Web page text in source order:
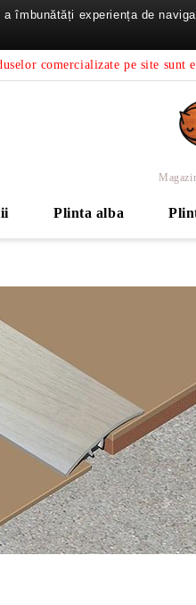
comercializate pe site sunt
Plinta alba
îmbunătăți experiența de